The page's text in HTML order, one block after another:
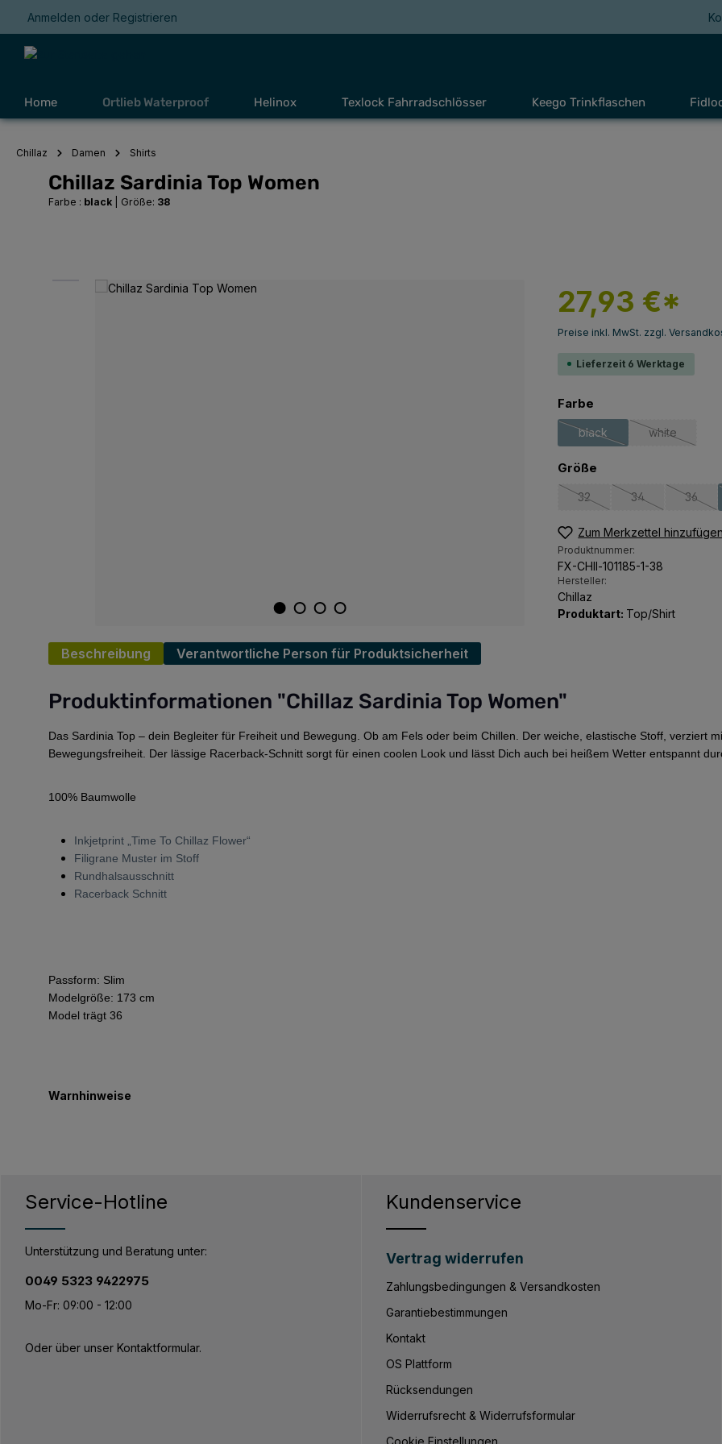
Hauptnavigation springen
Anmelden oder Registrieren
Home Ortlieb Waterproof Helinox Texlock Fahrradschlösser Keego Trinkflaschen
Chillaz Damen Shirts
Chillaz Sardinia Top Women
Farbe : black Größe: 38
Bildergalerie überspringen 27,93 €*
Preise inkl. MwSt. zzgl.
Lieferzeit 6 Werktage
Farbe
black
(Diese Option ist zurzeit
white
(Diese
Größe
32
(Diese Option ist zurzeit
34
(Diese Option ist
36
Zum Merkzettel hinzufügen
Produktnummer:
FX-CHIl-101185-1-38
Hersteller:
Chillaz
Produktart: Top/Shirt
Beschreibung Verantwortliche Person für Produktsicherheit
Produktinformationen "Chillaz Sardinia Top Women"
Das Sardinia Top – dein Begleiter für Freiheit und Bewegung. Ob am Fels oder beim Chillen. Der weiche, elastische Stoff, verziert
Bewegungsfreiheit. Der lässige Racerback-Schnitt sorgt für einen coolen Look und lässt Dich auch bei heißem Wetter entspannt
100% Baumwolle
Inkjetprint „Time To Chillaz Flower“
Filigrane Muster im Stoff
Rundhalsausschnitt
Racerback Schnitt
Passform: Slim
Modelgröße: 173 cm
Model trägt 36
Warnhinweise
Service-Hotline
Unterstützung und Beratung unter:
0049 5323 9422975
Mo-Fr: 09:00 - 12:00
Oder über unser Kontaktformular.
Kundenservice
Vertrag widerrufen
Zahlungsbedingungen & Versandkosten
Garantiebestimmungen
Kontakt
OS Plattform
Rücksendungen
Widerrufsrecht & Widerrufsformular
Cookie Einstellungen